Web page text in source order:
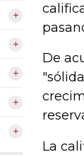
De
La